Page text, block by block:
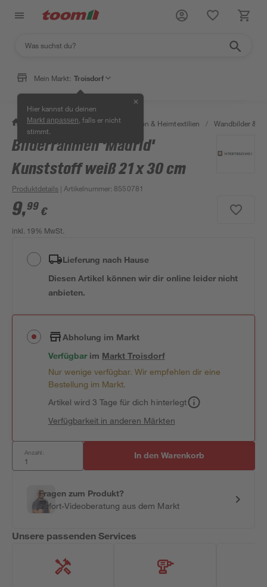
Mein Markt: Troisdorf
Hier kannst du deinen
Markt anpassen , falls er nicht
stimmt.
✕
/ Wohnen & Haushalt / Dekoration & Heimtextilien / Wandbilder &
Bilderrahmen 'Madrid'
Kunststoff weiß 21 x 30 cm
Produktdetails | Artikelnummer: 8550781
9,99 €
inkl. 19% MwSt.
Lieferung nach Hause
Diesen Artikel können wir dir online leider nicht
anbieten.
Abholung im Markt
Verfügbar im MarktTroisdorf
Nur wenige verfügbar. Wir empfehlen dir eine
Bestellung im Markt.
Artikel wird 3 Tage für dich hinterlegt
Verfügbarkeit in anderen Märkten
Anzahl: In den Warenkorb
Fragen zum Produkt?
Sofort-Videoberatung aus dem Markt
Unsere passenden Services